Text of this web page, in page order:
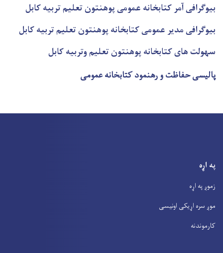
بیوگرافی آمر کتابخانه عمومی پوهنتون تعلیم تربیه کابل
بیوگرافی مدیر عمومی کتابخانه پوهنتون تعلیم تربیه کابل
سهولت های کتابخانه پوهنتون تعلیم وتربیه کابل
پالیسی حفاظت و رهنمود کتابخانه عمومی
په اړه
زموږ په اړه
موږ سره اړیکی اونیسی
کارموندنه